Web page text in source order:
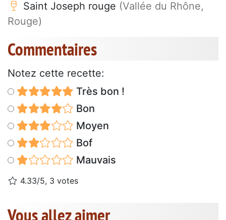
Saint Joseph rouge (Vallée du Rhône,
Rouge)
Commentaires
Notez cette recette:
Très bon !
Bon
Moyen
Bof
Mauvais
4.33/5, 3 votes
Vous allez aimer